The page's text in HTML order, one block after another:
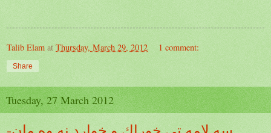
Talib Elam at Thursday, March 29, 2012 1 comment:
Share
Tuesday, 27 March 2012